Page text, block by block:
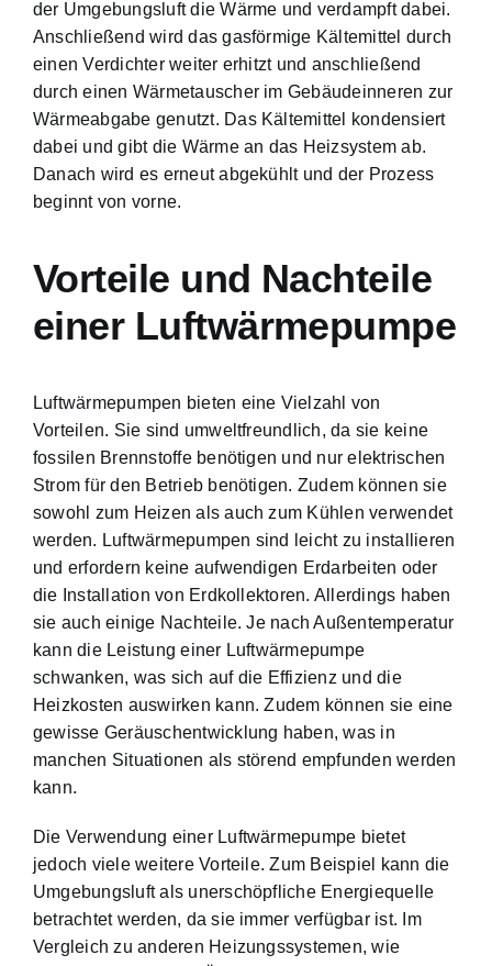
der Umgebungsluft die Wärme und verdampft dabei.
Anschließend wird das gasförmige Kältemittel durch
einen Verdichter weiter erhitzt und anschließend
durch einen Wärmetauscher im Gebäudeinneren zur
Wärmeabgabe genutzt. Das Kältemittel kondensiert
dabei und gibt die Wärme an das Heizsystem ab.
Danach wird es erneut abgekühlt und der Prozess
beginnt von vorne.
Vorteile und Nachteile
einer Luftwärmepumpe
Luftwärmepumpen bieten eine Vielzahl von
Vorteilen. Sie sind umweltfreundlich, da sie keine
fossilen Brennstoffe benötigen und nur elektrischen
Strom für den Betrieb benötigen. Zudem können sie
sowohl zum Heizen als auch zum Kühlen verwendet
werden. Luftwärmepumpen sind leicht zu installieren
und erfordern keine aufwendigen Erdarbeiten oder
die Installation von Erdkollektoren. Allerdings haben
sie auch einige Nachteile. Je nach Außentemperatur
kann die Leistung einer Luftwärmepumpe
schwanken, was sich auf die Effizienz und die
Heizkosten auswirken kann. Zudem können sie eine
gewisse Geräuschentwicklung haben, was in
manchen Situationen als störend empfunden werden
kann.
Die Verwendung einer Luftwärmepumpe bietet
jedoch viele weitere Vorteile. Zum Beispiel kann die
Umgebungsluft als unerschöpfliche Energiequelle
betrachtet werden, da sie immer verfügbar ist. Im
Vergleich zu anderen Heizungssystemen, wie